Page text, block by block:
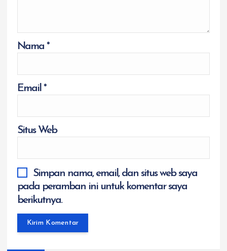
Nama *
Email *
Situs Web
Simpan nama, email, dan situs web saya
pada peramban ini untuk komentar saya
berikutnya.